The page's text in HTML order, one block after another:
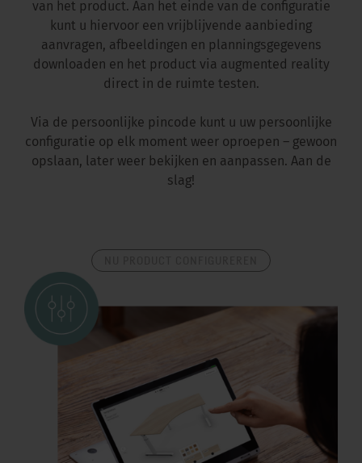
van het product. Aan het einde van de configuratie
kunt u hiervoor een vrijblijvende aanbieding
aanvragen, afbeeldingen en planningsgegevens
downloaden en het product via augmented reality
direct in de ruimte testen.
Via de persoonlijke pincode kunt u uw persoonlijke
configuratie op elk moment weer oproepen – gewoon
opslaan, later weer bekijken en aanpassen. Aan de
slag!